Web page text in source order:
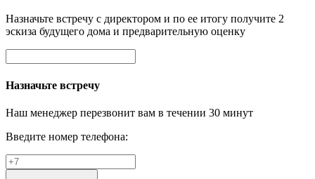
Назначьте встречу с директором и по ее итогу получите 2
эскиза будущего дома и предварительную оценку
Назначьте встречу
Наш менеджер перезвонит вам в течении 30 минут
Введите номер телефона: